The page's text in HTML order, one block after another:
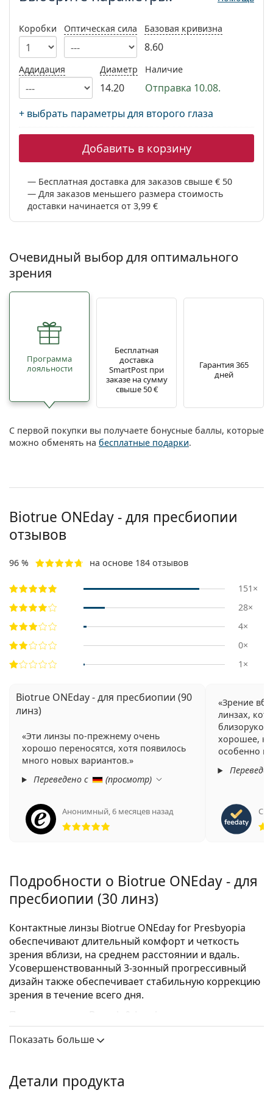
Prada
Все бренды
Коробки Оптическая сила Базовая кривизна
8.60
Аддидация Диаметр
14.20
Наличие
Отправка 10.08.
+ выбрать параметры для второго глаза
Добавить в корзину
Бесплатная доставка для заказов свыше € 50
Для заказов меньшего размера стоимость
доставки начинается от 3,99 €
Очевидный выбор для оптимального
зрения
Программа
лояльности
Бесплатная
доставка
SmartPost при
заказе на сумму
свыше 50 €
Гарантия 365
дней
С первой покупки вы получаете бонусные баллы, которые
можно обменять на бесплатные подарки.
Biotrue ONEday - для пресбиопии
отзывов
96 % на основе 184 отзывов
151×
28×
4×
0×
1×
Biotrue ONEday - для пресбиопии (90
линз)
Эти линзы по-прежнему очень
хорошо переносятся, хотя появилось
много новых вариантов.
Переведено с
(просмотр)
Анонимный,6 месяцев назад
Рейтинг 5 из 5
Зрение
линзах,
хорошее,
особенно
Подробности о Biotrue ONEday - для
пресбиопии (30 линз)
Контактные линзы Biotrue ONEday for Presbyopia
обеспечивают длительный комфорт и четкость
зрения вблизи, на среднем расстоянии и вдаль.
Усовершенствованный 3-зонный прогрессивный
дизайн также обеспечивает стабильную коррекцию
зрения в течение всего дня.
Произведенные Bausch & Lomb, эти
мультифокальные контактные линзыиз линейки
Biotrueизготовлены из усовершенствованного
Показать больше
Детали продукта